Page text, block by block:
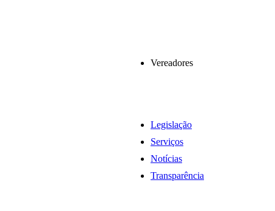
Vereadores
Legislação
Serviços
Notícias
Transparência